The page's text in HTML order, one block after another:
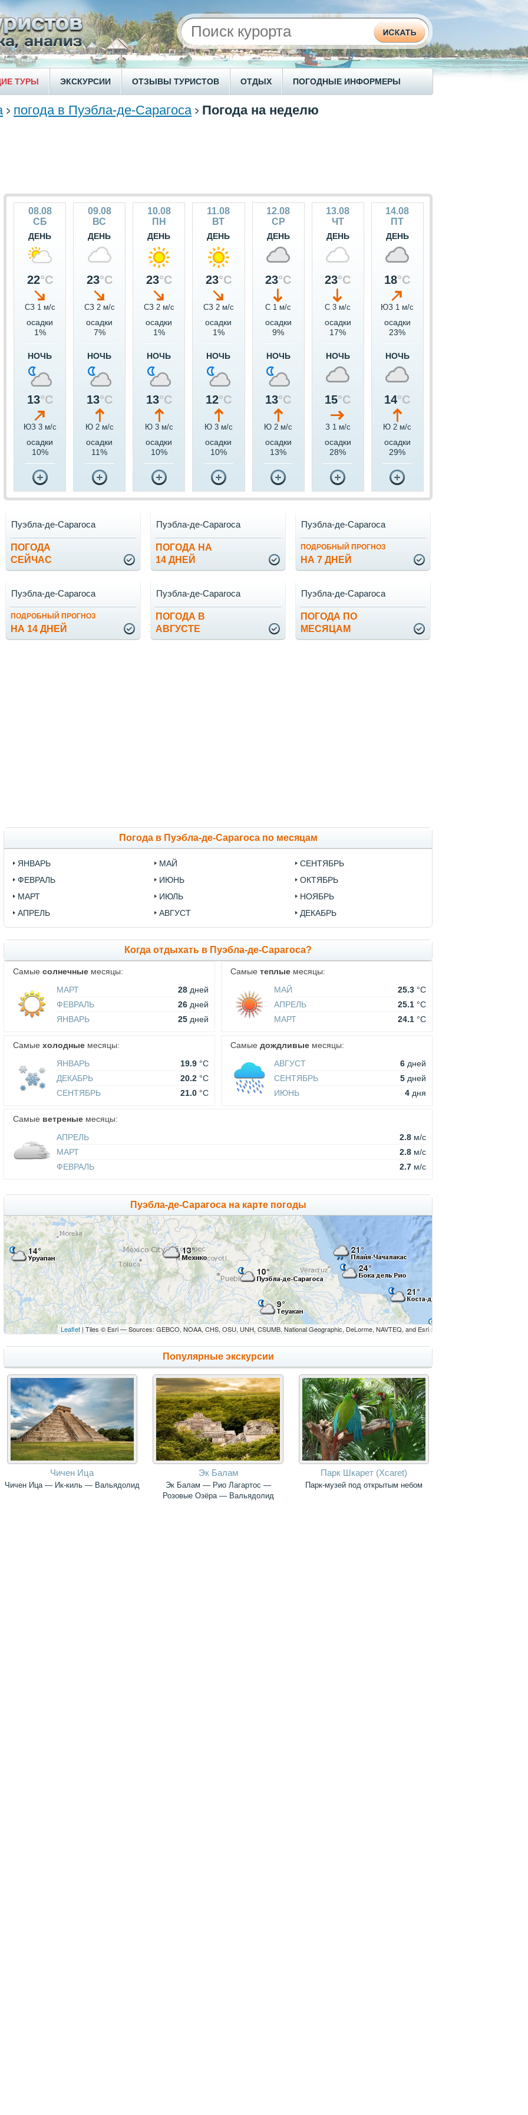
ТУРЫ ЭКСКУРСИИ ОТЗЫВЫ ТУРИСТОВ ОТДЫХ ПОГОДНЫЕ ИНФОРМЕРЫ
погода в Пуэбла-де-Сарагоса Погода на неделю
08.08
СБ
ДЕНЬ
22°C
СЗ 1 м/c
осадки
1%
НОЧЬ
13°C
ЮЗ 3 м/c
осадки
10%
09.08
ВС
ДЕНЬ
23°C
СЗ 2 м/c
осадки
7%
НОЧЬ
13°C
Ю 2 м/c
осадки
11%
10.08
ПН
ДЕНЬ
23°C
СЗ 2 м/c
осадки
1%
НОЧЬ
13°C
Ю 3 м/c
осадки
10%
11.08
ВТ
ДЕНЬ
23°C
СЗ 2 м/c
осадки
1%
НОЧЬ
12°C
Ю 3 м/c
осадки
10%
12.08
СР
ДЕНЬ
23°C
С 1 м/c
осадки
9%
НОЧЬ
13°C
Ю 2 м/c
осадки
13%
13.08
ЧТ
ДЕНЬ
23°C
С 3 м/c
осадки
17%
НОЧЬ
15°C
З 1 м/c
осадки
28%
14.08
ПТ
ДЕНЬ
18°C
ЮЗ 1 м/c
осадки
23%
НОЧЬ
14°C
Ю 2 м/c
осадки
29%
ПОГОДА
СЕЙЧАС
Пуэбла-де-Сарагоса
ПОГОДА НА
14 ДНЕЙ
Пуэбла-де-Сарагоса
ПОДРОБНЫЙ ПРОГНОЗ
НА 7 ДНЕЙ
Пуэбла-де-Сарагоса
ПОДРОБНЫЙ ПРОГНОЗ
НА 14 ДНЕЙ
Пуэбла-де-Сарагоса
ПОГОДА В
АВГУСТЕ
Пуэбла-де-Сарагоса
ПОГОДА ПО
МЕСЯЦАМ
Пуэбла-де-Сарагоса
Погода в Пуэбла-де-Сарагоса по месяцам
ЯНВАРЬ
ФЕВРАЛЬ
МАРТ
АПРЕЛЬ
МАЙ
ИЮНЬ
ИЮЛЬ
АВГУСТ
СЕНТЯБРЬ
ОКТЯБРЬ
НОЯБРЬ
ДЕКАБРЬ
Когда отдыхать в Пуэбла-де-Сарагоса?
Самые солнечные месяцы:
МАРТ
28 дней
ФЕВРАЛЬ
26 дней
ЯНВАРЬ
25 дней
Самые теплые месяцы:
МАЙ
25.3 °C
АПРЕЛЬ
25.1 °C
МАРТ
24.1 °C
Самые холодные месяцы:
ЯНВАРЬ
19.9 °C
ДЕКАБРЬ
20.2 °C
СЕНТЯБРЬ
21.0 °C
Самые дождливые месяцы:
АВГУСТ
6 дней
СЕНТЯБРЬ
5 дней
ИЮНЬ
4 дня
Самые ветреные месяцы:
АПРЕЛЬ
2.8 м/c
МАРТ
2.8 м/c
ФЕВРАЛЬ
2.7 м/c
Пуэбла-де-Сарагоса на карте погоды
Leaflet | Tiles © Esri — Sources: GEBCO, NOAA, CHS, OSU, UNH, CSUMB, National Geographic, DeLorme, NAVTEQ, and Esri
Популярные экскурсии
Чичен Ица
Чичен Ица — Ик-киль — Вальядолид
Эк Балам
Эк Балам — Рио Лагартос —
Розовые Озёра — Вальядолид
Парк Шкарет (Xcaret)
Парк-музей под открытым небом